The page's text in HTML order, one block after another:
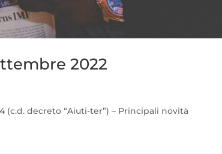
2022
(c.d. decreto “Aiuti-ter”) – Principali novità